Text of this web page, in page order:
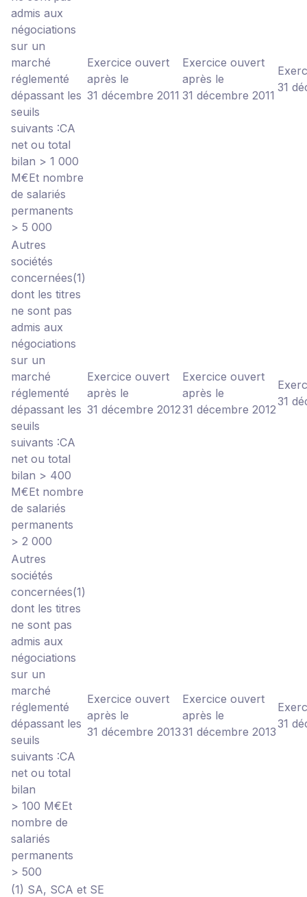
admis aux
négociations
sur un
marché
réglementé
dépassant les
seuils
suivants :CA
net ou total
bilan > 1 000
M€Et nombre
de salariés
permanents
> 5 000
Exercice ouvert
après le
31 décembre 2011
Exercice ouvert
après le
31 décembre 2011
31
Autres
sociétés
concernées(1)
dont les titres
ne sont pas
admis aux
négociations
sur un
marché
réglementé
dépassant les
seuils
suivants :CA
net ou total
bilan > 400
M€Et nombre
de salariés
permanents
> 2 000
Exercice ouvert
après le
31 décembre 2012
Exercice ouvert
après le
31 décembre 2012
31
Autres
sociétés
concernées(1)
dont les titres
ne sont pas
admis aux
négociations
sur un
marché
réglementé
dépassant les
seuils
suivants :CA
net ou total
bilan
> 100 M€Et
nombre de
salariés
permanents
> 500
Exercice ouvert
après le
31 décembre 2013
Exercice ouvert
après le
31 décembre 2013
31
(1) SA, SCA et SE